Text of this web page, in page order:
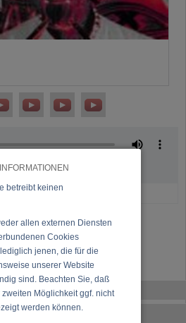
betreibt keinen
allen externen Diensten
Cookies
jenen, die für die
unserer Website
sind. Beachten Sie, daß
Möglichkeit ggf. nicht
werden können.
letzte Änderung: